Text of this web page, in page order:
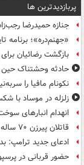
پربازدیدترین ها
جنازه حمیدرضا
«جهنم‌دره»؛ برنامه
بازگشت رضائیان
حادثه وحشتناک حین
نکونام مافیا را
زلزله در موساد با
انهدام انبارهای
قاتلان پیرزن ۷۰ ساله همدانی با ۵۰ گرم طلا دستگیر شدند
ادعای جدید ترامپ:
حضور قربانی در